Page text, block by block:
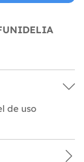
de uso